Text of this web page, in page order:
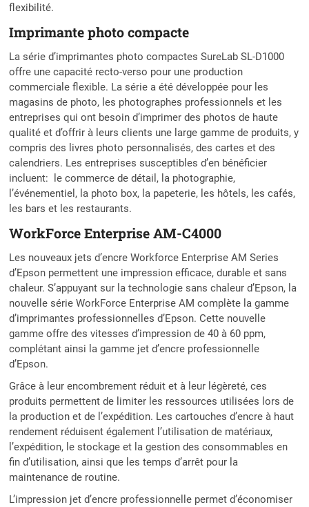
flexibilité.
Imprimante photo compacte
La série d’imprimantes photo compactes SureLab SL-D1000
offre une capacité recto-verso pour une production
commerciale flexible. La série a été développée pour les
magasins de photo, les photographes professionnels et les
entreprises qui ont besoin d’imprimer des photos de haute
qualité et d’offrir à leurs clients une large gamme de produits, y
compris des livres photo personnalisés, des cartes et des
calendriers. Les entreprises susceptibles d’en bénéficier
incluent: le commerce de détail, la photographie,
l’événementiel, la photo box, la papeterie, les hôtels, les cafés,
les bars et les restaurants.
WorkForce Enterprise AM-C4000
Les nouveaux jets d’encre Workforce Enterprise AM Series
d’Epson permettent une impression efficace, durable et sans
chaleur. S’appuyant sur la technologie sans chaleur d’Epson, la
nouvelle série WorkForce Enterprise AM complète la gamme
d’imprimantes professionnelles d’Epson. Cette nouvelle
gamme offre des vitesses d’impression de 40 à 60 ppm,
complétant ainsi la gamme jet d’encre professionnelle
d’Epson.
Grâce à leur encombrement réduit et à leur légèreté, ces
produits permettent de limiter les ressources utilisées lors de
la production et de l’expédition. Les cartouches d’encre à haut
rendement réduisent également l’utilisation de matériaux,
l’expédition, le stockage et la gestion des consommables en
fin d’utilisation, ainsi que les temps d’arrêt pour la
maintenance de routine.
L’impression jet d’encre professionnelle permet d’économiser